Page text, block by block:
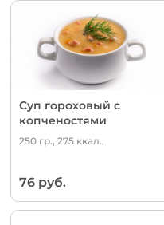
Суп гороховый с
копченостями
250 гр., 275 ккал.,
76 руб.